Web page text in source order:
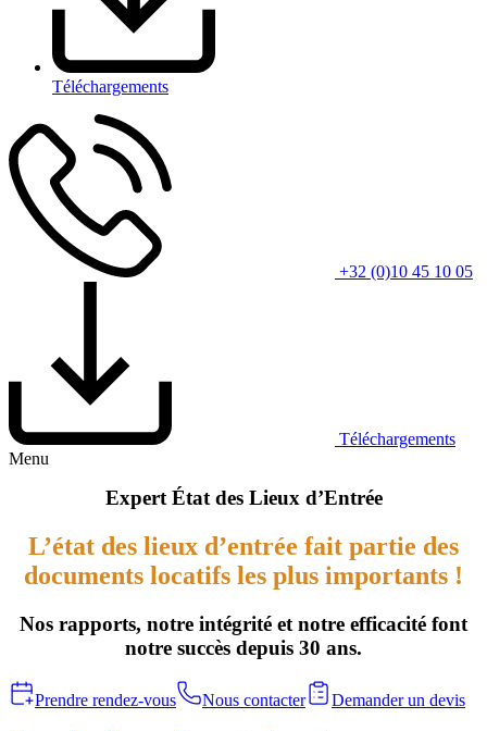
Téléchargements
+32 (0)10 45 10 05
Téléchargements
Menu
Expert État des Lieux d’Entrée
L’état des lieux d’entrée fait partie des
documents locatifs les plus importants !
Nos rapports, notre intégrité et notre efficacité font
notre succès depuis 30 ans.
Prendre rendez-vous Nous contacter Demander un devis